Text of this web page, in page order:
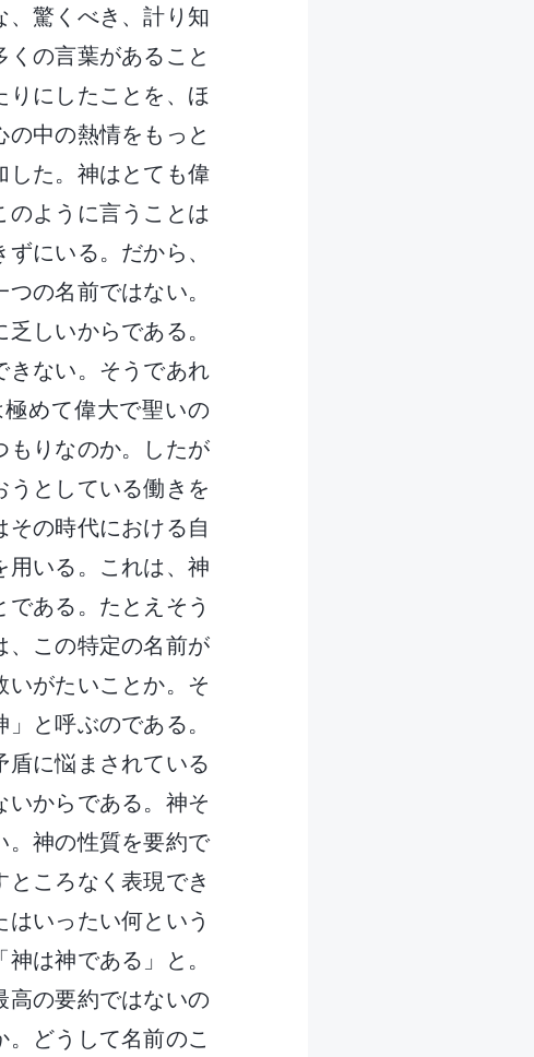
、驚くべき、計り知
の言葉があること
りにしたことを、ほ
中の熱情をもっと
した。神はとても偉
のように言うことは
にいる。だから、
の名前ではない。
しいからである。
きない。そうであれ
めて偉大で聖いの
もりなのか。したが
うとしている働きを
の時代における自
用いる。これは、神
ある。たとえそう
、この特定の名前が
いがたいことか。そ
と呼ぶのである。
盾に悩まされている
いからである。神そ
。神の性質を要約で
ころなく表現でき
いったい何という
は神である」と。
高の要約ではないの
どうして名前のこ